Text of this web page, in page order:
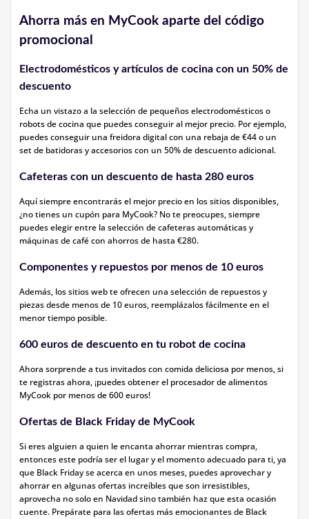
Ahorra más en MyCook aparte del código
promocional
Electrodomésticos y artículos de cocina con un 50% de
descuento
Echa un vistazo a la selección de pequeños electrodomésticos o
robots de cocina que puedes conseguir al mejor precio. Por ejemplo,
puedes conseguir una freidora digital con una rebaja de €44 o un
set de batidoras y accesorios con un 50% de descuento adicional.
Cafeteras con un descuento de hasta 280 euros
Aquí siempre encontrarás el mejor precio en los sitios disponibles,
¿no tienes un cupón para MyCook? No te preocupes, siempre
puedes elegir entre la selección de cafeteras automáticas y
máquinas de café con ahorros de hasta €280.
Componentes y repuestos por menos de 10 euros
Además, los sitios web te ofrecen una selección de repuestos y
piezas desde menos de 10 euros, reemplázalos fácilmente en el
menor tiempo posible.
600 euros de descuento en tu robot de cocina
Ahora sorprende a tus invitados con comida deliciosa por menos, si
te registras ahora, ¡puedes obtener el procesador de alimentos
MyCook por menos de 600 euros!
Ofertas de Black Friday de MyCook
Si eres alguien a quien le encanta ahorrar mientras compra,
entonces este podría ser el lugar y el momento adecuado para ti, ya
que Black Friday se acerca en unos meses, puedes aprovechar y
ahorrar en algunas ofertas increíbles que son irresistibles,
aprovecha no solo en Navidad sino también haz que esta ocasión
cuente. Prepárate para las ofertas más emocionantes de Black